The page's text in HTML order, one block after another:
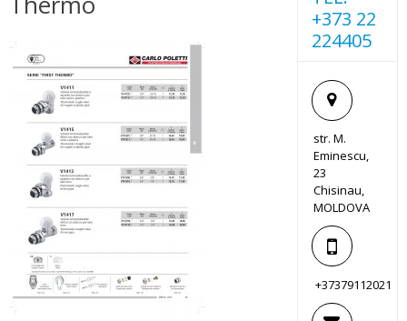
+373 22
224405
str. M.
Eminescu,
23
Chisinau,
MOLDOVA
+37379112021